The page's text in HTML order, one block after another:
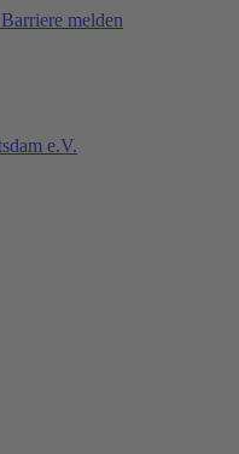
Barriere melden